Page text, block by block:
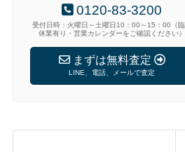
0120-83-3200
受付日時：火曜日～土曜日10：00～15：00（
休業有り・営業カレンダーをご確認ください）
まずは無料査定
LINE、電話、メールで査定